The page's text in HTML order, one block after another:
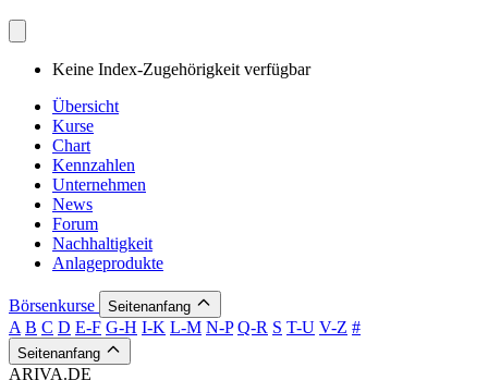
Keine Index-Zugehörigkeit verfügbar
Übersicht
Kurse
Chart
Kennzahlen
Unternehmen
News
Forum
Nachhaltigkeit
Anlageprodukte
Börsenkurse Seitenanfang
A B C D E-F G-H I-K L-M N-P Q-R S T-U V-Z #
Seitenanfang
ARIVA.DE